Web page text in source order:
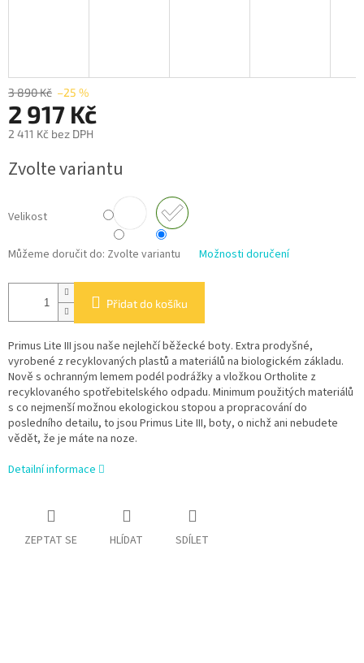
3 890 Kč –25 %
2 917 Kč
2 411 Kč bez DPH
cena:
Zvolte variantu
Velikost
Můžeme doručit do: Zvolte variantu Možnosti doručení
Přidat do košíku
Primus Lite III jsou naše nejlehčí běžecké boty. Extra prodyšné,
vyrobené z recyklovaných plastů a materiálů na biologickém základu.
Nově s ochranným lemem podél podrážky a vložkou Ortholite z
recyklovaného spotřebitelského odpadu. Minimum použitých materiálů
s co nejmenší možnou ekologickou stopou a propracování do
posledního detailu, to jsou Primus Lite III, boty, o nichž ani nebudete
vědět, že je máte na noze.
Detailní informace
ZEPTAT SE HLÍDAT SDÍLET